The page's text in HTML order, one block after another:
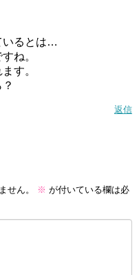
いるとは…
ね。
す。
返信
せん。 ※ が付いている欄は必